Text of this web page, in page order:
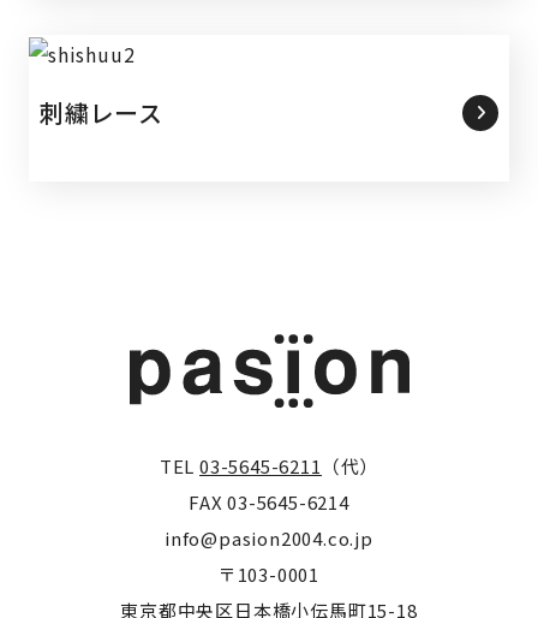
刺繍レース
TEL03-5645-6211 （代）
FAX 03-5645-6214
info@pasion2004.co.jp
〒103-0001
東京都中央区日本橋小伝馬町15-18